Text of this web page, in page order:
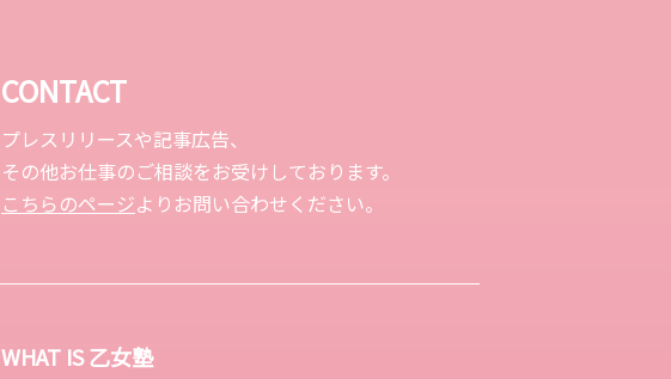
CONTACT
プレスリリースや記事広告、
その他お仕事のご相談をお受けしております。
こちらのページよりお問い合わせください。
WHAT IS 乙女塾